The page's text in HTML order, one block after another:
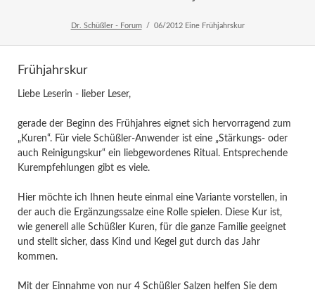
Dr. Schüßler - Forum 06/2012 Eine Frühjahrskur
Frühjahrskur
Liebe Leserin - lieber Leser,
gerade der Beginn des Frühjahres eignet sich hervorragend zum
„Kuren“. Für viele Schüßler-Anwender ist eine „Stärkungs- oder
auch Reinigungskur“ ein liebgewordenes Ritual. Entsprechende
Kurempfehlungen gibt es viele.
Hier möchte ich Ihnen heute einmal eine Variante vorstellen, in
der auch die Ergänzungssalze eine Rolle spielen. Diese Kur ist,
wie generell alle Schüßler Kuren, für die ganze Familie geeignet
und stellt sicher, dass Kind und Kegel gut durch das Jahr
kommen.
Mit der Einnahme von nur 4 Schüßler Salzen helfen Sie dem